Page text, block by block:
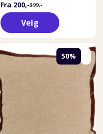
Fra 200,-399,-
Velg
50%